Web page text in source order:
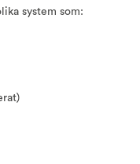
system som: